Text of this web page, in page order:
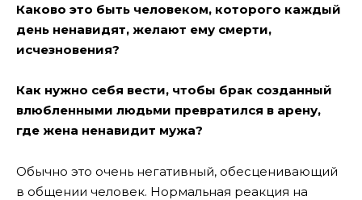
Каково это быть человеком, которого каждый
день ненавидят, желают ему смерти,
исчезновения?
Как нужно себя вести, чтобы брак созданный
влюбленными людьми превратился в арену,
где жена ненавидит мужа?
Обычно это очень негативный, обесценивающий
в общении человек. Нормальная реакция на